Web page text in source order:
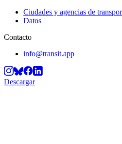
Ciudades y agencias de
Datos
Contacto
info@transit.app
Descargar